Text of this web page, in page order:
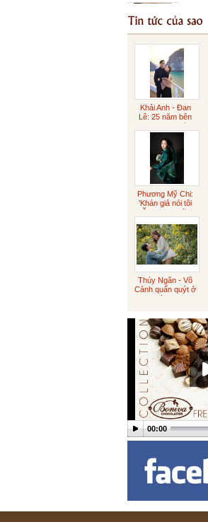
Bánh
Tết
Theo
Hạt
ICED
Khải Anh - Đan
Lê: 25 năm bên
nhau ngọt ngào
Phương Mỹ Chi:
'Khán giả nói tôi
diễn sượng cũng
Thúy Ngân - Võ
Cảnh quấn quýt ở
Đà Lạt
00:00